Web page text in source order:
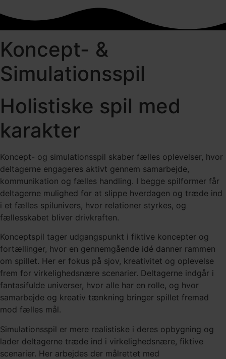
Koncept- &
Simulationsspil
Holistiske spil med
karakter
Koncept- og simulationsspil skaber fælles oplevelser, hvor
deltagerne engageres aktivt gennem samarbejde,
kommunikation og fælles handling. I begge spilformer får
deltagerne mulighed for at slippe hverdagen og træde ind
i et fælles spilunivers, hvor relationer styrkes, og
fællesskabet bliver drivkraften.
Konceptspil tager udgangspunkt i fiktive koncepter og
fortællinger, hvor en gennemgående idé danner rammen
om spillet. Her er fokus på sjov, kreativitet og oplevelse
frem for virkelighedsnære scenarier. Deltagerne indgår i
fantasifulde universer, hvor alle har en rolle, og hvor
samarbejde og kreativ tænkning bringer spillet fremad
mod fælles mål.
Simulationsspil er mere realistiske i deres opbygning og
lader deltagerne træde ind i virkelighedsnære, fiktive
scenarier. Her arbejdes der målrettet med